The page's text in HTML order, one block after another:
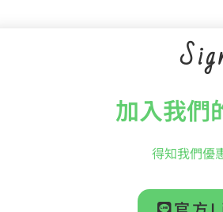
加入我們
得知我們優